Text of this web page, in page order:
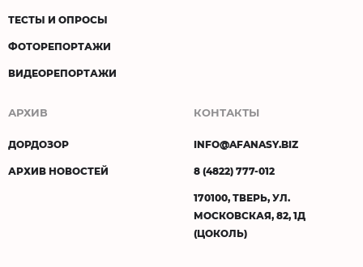
ТЕСТЫ И ОПРОСЫ
ФОТОРЕПОРТАЖИ
ВИДЕОРЕПОРТАЖИ
АРХИВ
ДОРДОЗОР
АРХИВ НОВОСТЕЙ
КОНТАКТЫ
INFO@AFANASY.BIZ
8 (4822) 777-012
170100, ТВЕРЬ, УЛ.
МОСКОВСКАЯ, 82, 1Д
(ЦОКОЛЬ)